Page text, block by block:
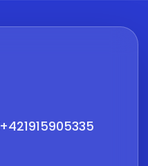
+421915905335